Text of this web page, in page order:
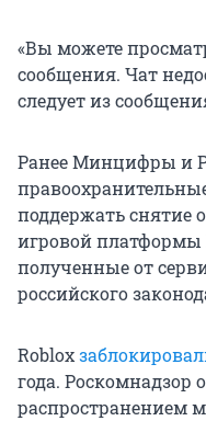
«Вы можете
сообщения. Чат
следует из
Ранее Минцифры и
поддержать снятие
игровой платформы
полученные от
российского
Roblox
года. Роскомнадзор
распространением